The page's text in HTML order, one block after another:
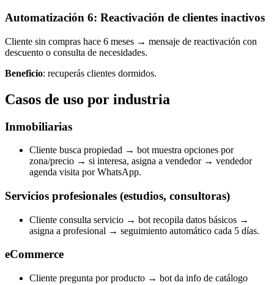
Automatización 6: Reactivación de clientes inactivos
Cliente sin compras hace 6 meses → mensaje de reactivación con
descuento o consulta de necesidades.
Beneficio: recuperás clientes dormidos.
Casos de uso por industria
Inmobiliarias
Cliente busca propiedad → bot muestra opciones por
zona/precio → si interesa, asigna a vendedor → vendedor
agenda visita por WhatsApp.
Servicios profesionales (estudios, consultoras)
Cliente consulta servicio → bot recopila datos básicos →
asigna a profesional → seguimiento automático cada 5 días.
eCommerce
Cliente pregunta por producto → bot da info de catálogo